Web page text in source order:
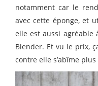
notamment car le
avec cette éponge, et
elle est aussi
Blender. Et vu le prix,
contre elle s’abîme